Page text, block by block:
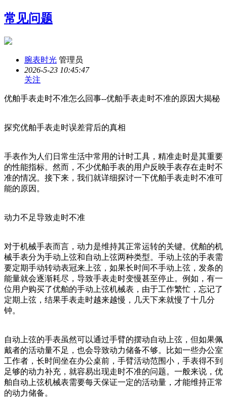
常见问题
腕表时光 管理员
2026-5-23 10:45:47
关注
优舶手表走时不准怎么回事--优舶手表走时不准的原因大揭秘
探究优舶手表走时误差背后的真相
手表作为人们日常生活中常用的计时工具，精准走时是其重要
的性能指标。然而，不少优舶手表的用户反映手表存在走时不
准的情况。接下来，我们就详细探讨一下优舶手表走时不准可
能的原因。
动力不足导致走时不准
对于机械手表而言，动力是维持其正常运转的关键。优舶的机
械手表分为手动上弦和自动上弦两种类型。手动上弦的手表需
要定期手动转动表冠来上弦，如果长时间不手动上弦，发条的
能量就会逐渐耗尽，导致手表走时变慢甚至停止。例如，有一
位用户购买了优舶的手动上弦机械表，由于工作繁忙，忘记了
定期上弦，结果手表走时越来越慢，几天下来就慢了十几分
钟。
自动上弦的手表虽然可以通过手臂的摆动自动上弦，但如果佩
戴者的活动量不足，也会导致动力储备不够。比如一些办公室
工作者，长时间坐在办公桌前，手臂活动范围小，手表得不到
足够的动力补充，就容易出现走时不准的问题。一般来说，优
舶自动上弦机械表需要每天保证一定的活动量，才能维持正常
的动力储备。